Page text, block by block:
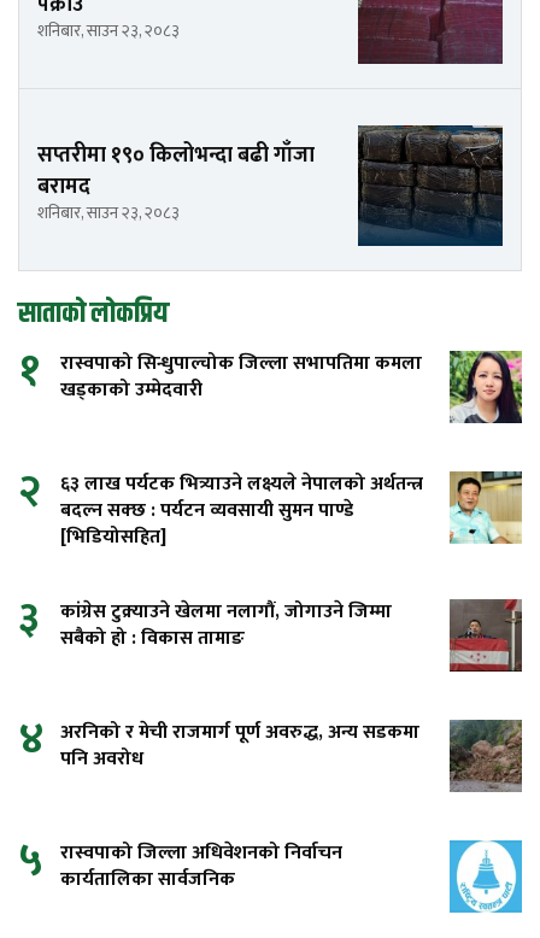
शनिबार, साउन २३, २०८३
सप्तरीमा १९० किलोभन्दा बढी गाँजा
बरामद
शनिबार, साउन २३, २०८३
साताको लोकप्रिय
१
रास्वपाको सिन्धुपाल्चोक जिल्ला सभापतिमा कमला
खड्काको उम्मेदवारी
२
६३ लाख पर्यटक भित्र्याउने लक्ष्यले नेपालको अर्थतन्त्र
बदल्न सक्छ : पर्यटन व्यवसायी सुमन पाण्डे
[भिडियोसहित]
३
कांग्रेस टुक्र्याउने खेलमा नलागौं, जोगाउने जिम्मा
सबैको हो : विकास तामाङ
४ अरनिको र मेची राजमार्ग पूर्ण अवरुद्ध, अन्य सडकमा
पनि अवरोध
५ रास्वपाको जिल्ला अधिवेशनको निर्वाचन
कार्यतालिका सार्वजनिक